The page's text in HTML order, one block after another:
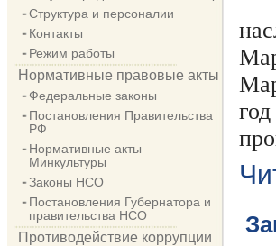
Структура и персоналии
Контакты
Режим работы
Нормативные правовые акты
Федеральные законы
Постановления Правительства
РФ
Нормативные акты
Минкультуры
Законы НСО
Постановления Губернатора и
правительства НСО
Противодействие коррупции